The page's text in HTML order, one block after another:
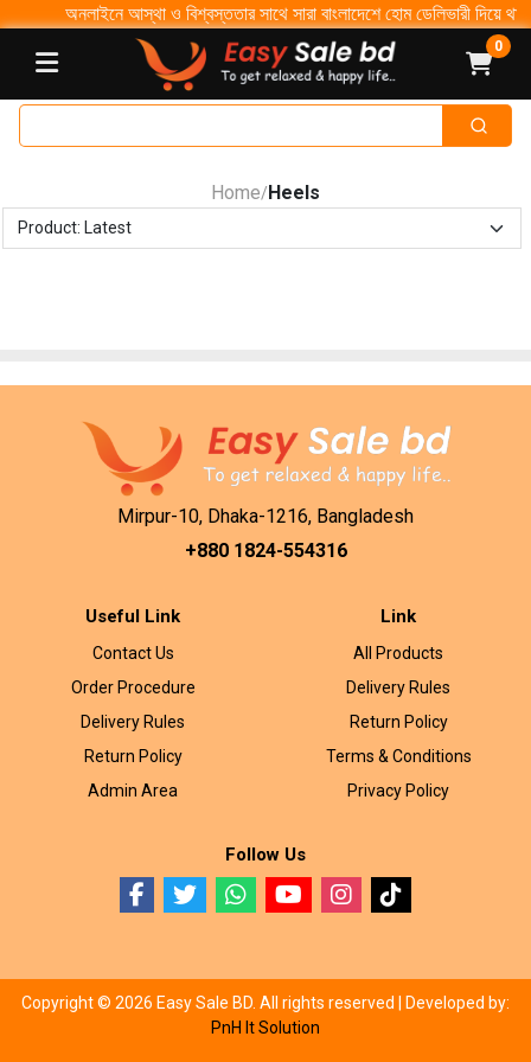
অনলাইনে আস্থা ও বিশ্বস্ততার সাথে সারা বাংলাদেশে হোম ডেলিভারী দিয়ে
0
Home/Heels
Mirpur-10, Dhaka-1216, Bangladesh
+880 1824-554316
Useful Link
Contact Us
Order Procedure
Delivery Rules
Return Policy
Admin Area
Link
All Products
Delivery Rules
Return Policy
Terms & Conditions
Privacy Policy
Follow Us
Copyright © 2026 Easy Sale BD. All rights reserved |
Developed by:
PnH It Solution